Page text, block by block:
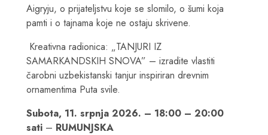
Aigryju, o prijateljstvu koje se slomilo, o šumi koja
pamti i o tajnama koje ne ostaju skrivene.
Kreativna radionica: „TANJURI IZ
SAMARKANDSKIH SNOVA” – izradite vlastiti
čarobni uzbekistanski tanjur inspiriran drevnim
ornamentima Puta svile.
Subota, 11. srpnja 2026. – 18:00 – 20:00
sati– RUMUNJSKA